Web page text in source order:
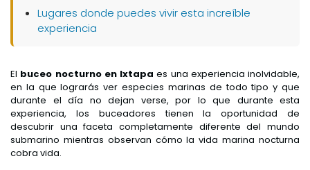
Lugares donde puedes vivir esta increíble
experiencia
El buceo nocturno en Ixtapa es una experiencia inolvidable,
en la que lograrás ver especies marinas de todo tipo y que
durante el día no dejan verse, por lo que durante esta
experiencia, los buceadores tienen la oportunidad de
descubrir una faceta completamente diferente del mundo
submarino mientras observan cómo la vida marina nocturna
cobra vida.